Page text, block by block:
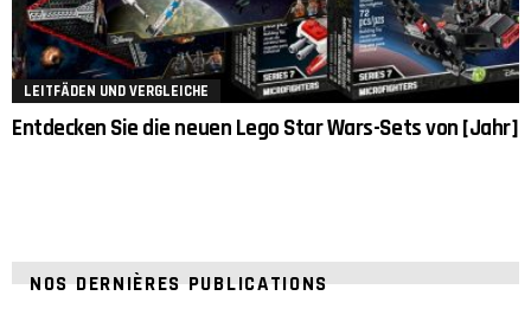
LEITFÄDEN UND VERGLEICHE
Entdecken Sie die neuen Lego Star Wars-Sets von [Jahr]
NOS DERNIÈRES PUBLICATIONS